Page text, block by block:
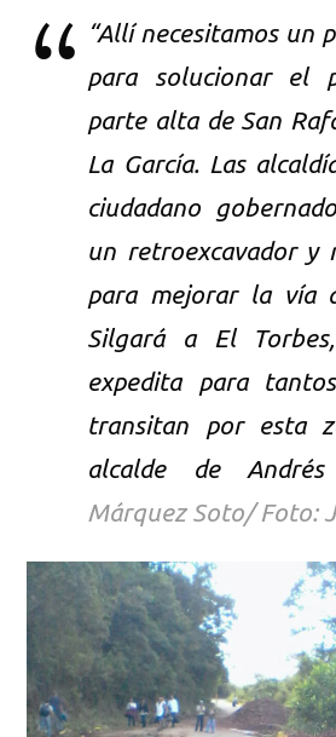
“Allí necesitamos un
para solucionar el
parte alta de San
La García. Las
ciudadano
un retroexcavador y
para mejorar la vía
Silgará a El
expedita para
transitan por esta
alcalde de
Márquez Soto/ Foto: